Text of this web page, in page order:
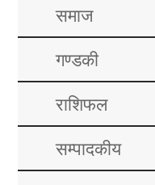
समाज
गण्डकी
राशिफल
सम्पादकीय